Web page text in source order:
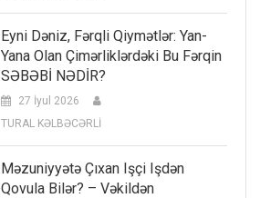
Eyni Dəniz, Fərqli Qiymətlər: Yan-
Yana Olan Çimərliklərdəki Bu Fərqin
SƏBƏBİ NƏDİR?
27 İyul 2026
TURAL KƏLBƏCƏRLİ
Məzuniyyətə Çıxan Işçi Işdən
Qovula Bilər? – Vəkildən